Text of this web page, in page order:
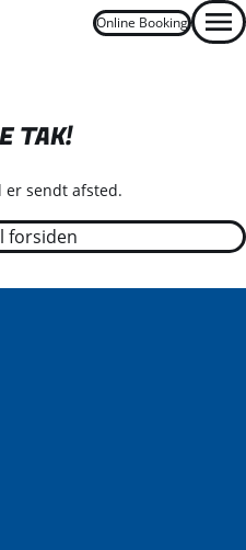
Online Booking
TAK!
er sendt afsted.
forsiden